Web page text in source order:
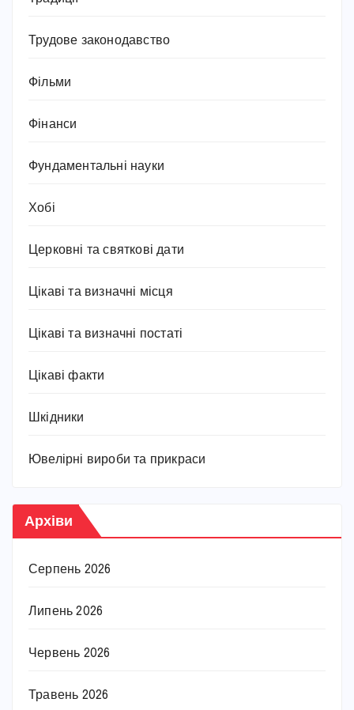
Трудове законодавство
Фільми
Фінанси
Фундаментальні науки
Хобі
Церковні та святкові дати
Цікаві та визначні місця
Цікаві та визначні постаті
Цікаві факти
Шкідники
Ювелірні вироби та прикраси
Архіви
Серпень 2026
Липень 2026
Червень 2026
Травень 2026